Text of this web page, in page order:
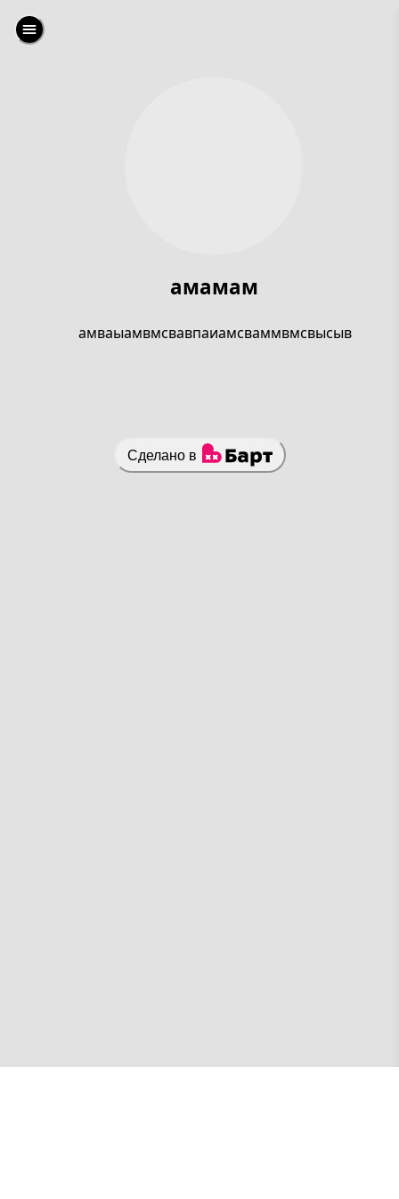
амамам
амваыамвмсвавпаиамсваммвмсвысыв
Сделано в